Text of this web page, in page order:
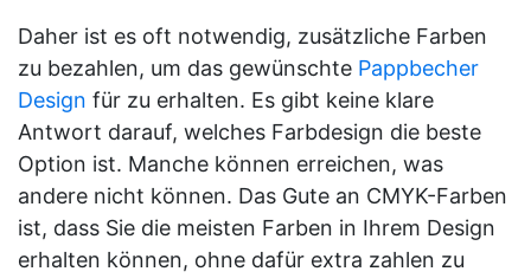
Daher ist es oft notwendig, zusätzliche Farben
zu bezahlen, um das gewünschte Pappbecher
Design für zu erhalten. Es gibt keine klare
Antwort darauf, welches Farbdesign die beste
Option ist. Manche können erreichen, was
andere nicht können. Das Gute an CMYK-Farben
ist, dass Sie die meisten Farben in Ihrem Design
erhalten können, ohne dafür extra zahlen zu